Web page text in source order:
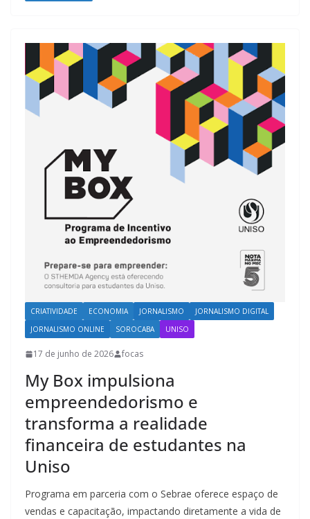
CRIATIVIDADE ECONOMIA JORNALISMO
JORNALISMO DIGITAL
JORNALISMO ONLINE
SOROCABA UNISO
17 de junho de 2026 focas
My Box impulsiona
empreendedorismo e
transforma a realidade
financeira de estudantes na
Uniso
Programa em parceria com o Sebrae oferece espaço de
vendas e capacitação, impactando diretamente a vida de